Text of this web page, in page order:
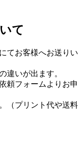
て
てお客様へお送りい
違いが出ます。
頼フォームよりお申
（プリント代や送料